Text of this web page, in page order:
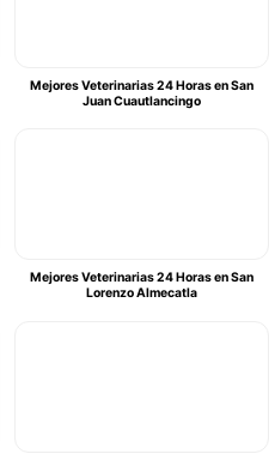
Mejores Veterinarias 24 Horas en San
Juan Cuautlancingo
Mejores Veterinarias 24 Horas en San
Lorenzo Almecatla